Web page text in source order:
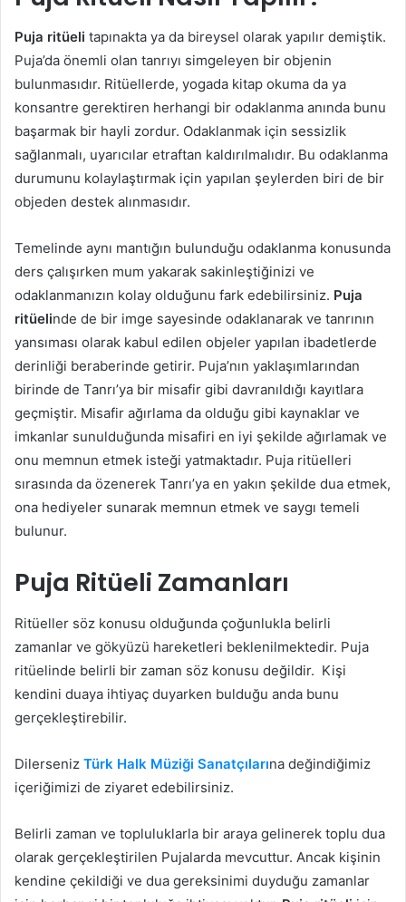
Puja ritüeli tapınakta ya da bireysel olarak yapılır demiştik.
Puja’da önemli olan tanrıyı simgeleyen bir objenin
bulunmasıdır. Ritüellerde, yogada kitap okuma da ya
konsantre gerektiren herhangi bir odaklanma anında bunu
başarmak bir hayli zordur. Odaklanmak için sessizlik
sağlanmalı, uyarıcılar etraftan kaldırılmalıdır. Bu odaklanma
durumunu kolaylaştırmak için yapılan şeylerden biri de bir
objeden destek alınmasıdır.
Temelinde aynı mantığın bulunduğu odaklanma konusunda
ders çalışırken mum yakarak sakinleştiğinizi ve
odaklanmanızın kolay olduğunu fark edebilirsiniz. Puja
ritüelinde de bir imge sayesinde odaklanarak ve tanrının
yansıması olarak kabul edilen objeler yapılan ibadetlerde
derinliği beraberinde getirir. Puja’nın yaklaşımlarından
birinde de Tanrı’ya bir misafir gibi davranıldığı kayıtlara
geçmiştir. Misafir ağırlama da olduğu gibi kaynaklar ve
imkanlar sunulduğunda misafiri en iyi şekilde ağırlamak ve
onu memnun etmek isteği yatmaktadır. Puja ritüelleri
sırasında da özenerek Tanrı’ya en yakın şekilde dua etmek,
ona hediyeler sunarak memnun etmek ve saygı temeli
bulunur.
Puja Ritüeli Zamanları
Ritüeller söz konusu olduğunda çoğunlukla belirli
zamanlar ve gökyüzü hareketleri beklenilmektedir. Puja
ritüelinde belirli bir zaman söz konusu değildir. Kişi
kendini duaya ihtiyaç duyarken bulduğu anda bunu
gerçekleştirebilir.
Dilerseniz Türk Halk Müziği Sanatçılarına değindiğimiz
içeriğimizi de ziyaret edebilirsiniz.
Belirli zaman ve topluluklarla bir araya gelinerek toplu dua
olarak gerçekleştirilen Pujalarda mevcuttur. Ancak kişinin
kendine çekildiği ve dua gereksinimi duyduğu zamanlar